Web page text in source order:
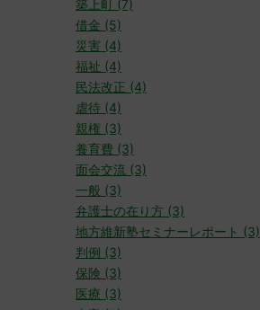
築上町 (7)
借金 (5)
災害 (4)
福祉 (4)
民法改正 (4)
虐待 (4)
親権 (3)
養育費 (3)
面会交流 (3)
一般 (3)
弁護士の在り方 (3)
地方維新塾セミナーレポート (3)
判例 (3)
保険 (3)
医療 (3)